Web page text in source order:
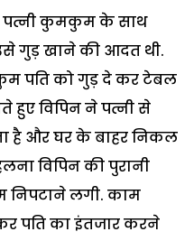
पत्नी कुमकुम के साथ
गुड़ खाने की आदत थी.
पति को गुड़ दे कर टेबल
विपिन ने पत्नी से
है और घर के बाहर निकल
विपिन की पुरानी
लगी. काम
पति का इंतजार करने